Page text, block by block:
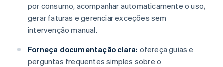
por consumo, acompanhar automaticamente o uso,
gerar faturas e gerenciar exceções sem
intervenção manual.
Forneça documentação clara: ofereça guias e
perguntas frequentes simples sobre o